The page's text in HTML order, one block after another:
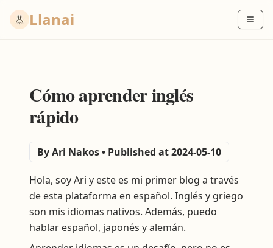
Llanai
Cómo aprender inglés
rápido
ByAri Nakos• Published at 2024-05-10
Hola, soy Ari y este es mi primer blog a través
de esta plataforma en español. Inglés y griego
son mis idiomas nativos. Además, puedo
hablar español, japonés y alemán.